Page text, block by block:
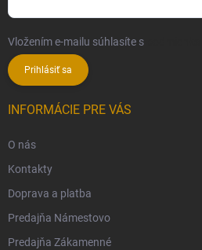
Vložením e-mailu súhlasíte s
Prihlásiť sa
INFORMÁCIE PRE VÁS
O nás
Kontakty
Doprava a platba
Predajňa Námestovo
Predajňa Zákamenné